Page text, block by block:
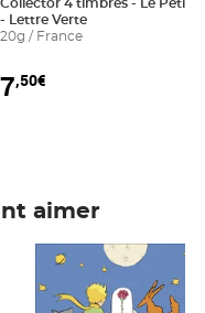
au panier
Collector 4 timbres - Le Petit
- Lettre Verte
20g / France
7,50€
aimer
Prix 7,50€